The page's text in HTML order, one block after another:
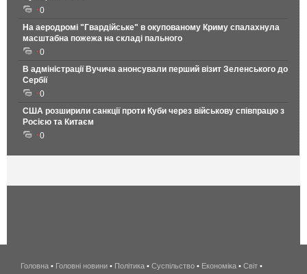
0
На аеродромі "Гвардійське" в окупованому Криму спалахнула
масштабна пожежа на складі пального
0
В адміністрації Вучича анонсували перший візит Зеленського до
Сербії
0
США розширили санкції проти Куби через військову співпрацю з
Росією та Китаєм
0
беспроводной
Головна • Головні новини • Політика • Суспільство • Економіка • Світ •